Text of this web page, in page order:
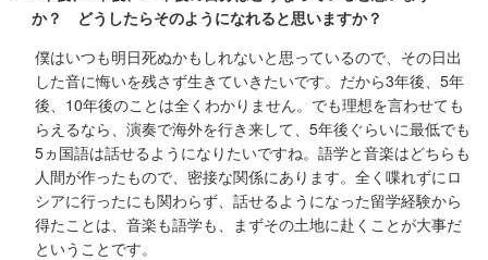
か？ どうしたらそのようになれると思いますか？
僕はいつも明日死ぬかもしれないと思っているので、その日出
した音に悔いを残さず生きていきたいです。だから3年後、5年
後、10年後のことは全くわかりません。でも理想を言わせても
らえるなら、演奏で海外を行き来して、5年後ぐらいに最低でも
5ヵ国語は話せるようになりたいですね。語学と音楽はどちらも
人間が作ったもので、密接な関係にあります。全く喋れずにロ
シアに行ったにも関わらず、話せるようになった留学経験から
得たことは、音楽も語学も、まずその土地に赴くことが大事だ
ということです。